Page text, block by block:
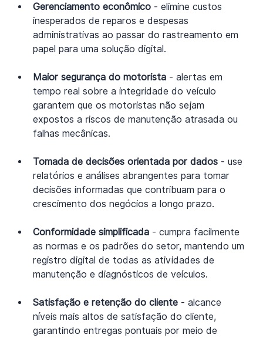
Gerenciamento econômico - elimine custos
inesperados de reparos e despesas
administrativas ao passar do rastreamento em
papel para uma solução digital.
Maior segurança do motorista - alertas em
tempo real sobre a integridade do veículo
garantem que os motoristas não sejam
expostos a riscos de manutenção atrasada ou
falhas mecânicas.
Tomada de decisões orientada por dados - use
relatórios e análises abrangentes para tomar
decisões informadas que contribuam para o
crescimento dos negócios a longo prazo.
Conformidade simplificada - cumpra facilmente
as normas e os padrões do setor, mantendo um
registro digital de todas as atividades de
manutenção e diagnósticos de veículos.
Satisfação e retenção do cliente - alcance
níveis mais altos de satisfação do cliente,
garantindo entregas pontuais por meio de